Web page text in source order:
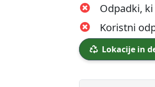
Odpadki,
Koristni
Lokacije in